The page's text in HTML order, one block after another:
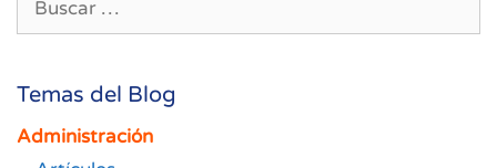
Temas del Blog
Administración